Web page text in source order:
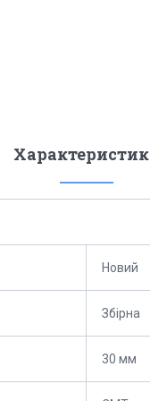
Новий
Збірна
30 мм